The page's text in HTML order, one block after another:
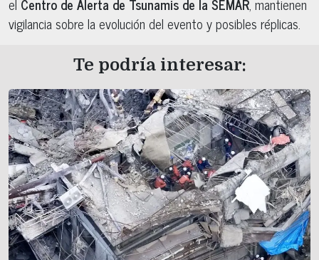
vigilancia sobre la evolución del evento y posibles réplicas.
Te podría interesar: